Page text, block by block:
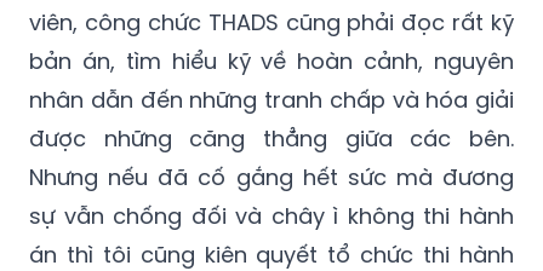
viên, công chức THADS cũng phải đọc rất kỹ
bản án, tìm hiểu kỹ về hoàn cảnh, nguyên
nhân dẫn đến những tranh chấp và hóa giải
được những căng thẳng giữa các bên.
Nhưng nếu đã cố gắng hết sức mà đương
sự vẫn chống đối và chây ì không thi hành
án thì tôi cũng kiên quyết tổ chức thi hành